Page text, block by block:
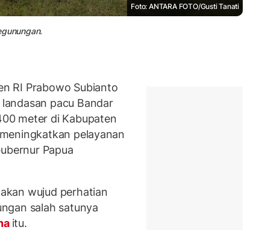
Foto: ANTARA FOTO/Gusti Tanati
RI Prabowo Subianto
pacu Bandar
meter di Kabupaten
pelayanan
Papua
wujud perhatian
salah satunya
itu.